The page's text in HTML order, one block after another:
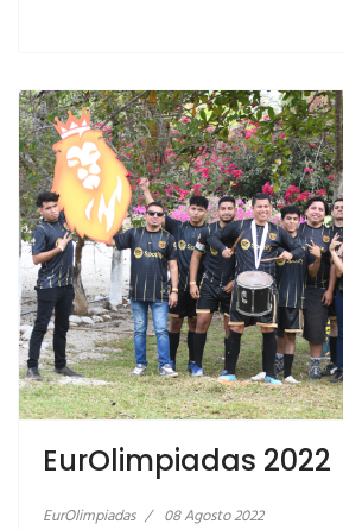
EurOlimpiadas 2022
EurOlimpiadas 08 Agosto 2022